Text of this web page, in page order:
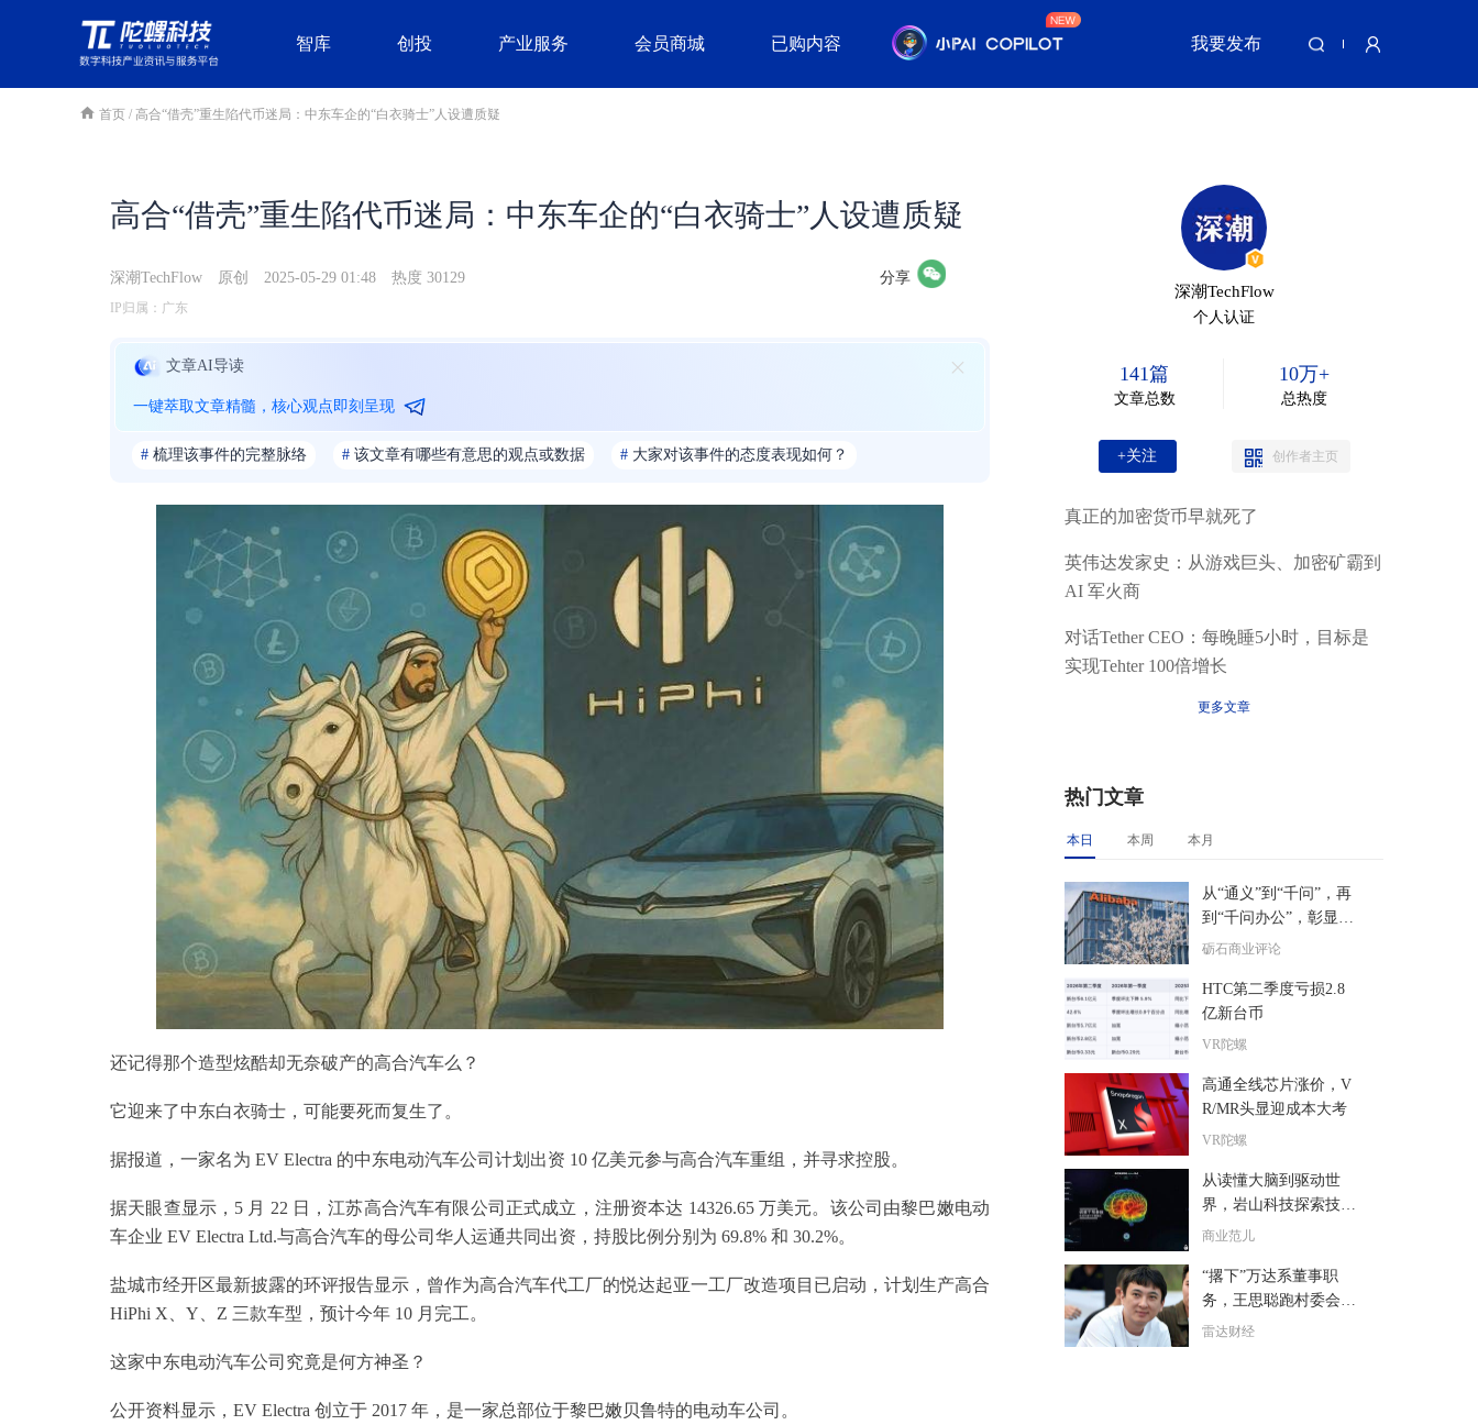
智库 创投 产业服务 会员商城 已购内容 我要发布
首页 / 高合“借壳”重生陷代币迷局：中东车企的“白衣骑士”人设遭质疑
高合“借壳”重生陷代币迷局：中东车企的“白衣骑士”人设遭质疑
深潮TechFlow 原创 2025-05-29 01:48 热度 30129 分享
IP归属：广东
文章AI导读
一键萃取文章精髓，核心观点即刻呈现
# 梳理该事件的完整脉络 # 该文章有哪些有意思的观点或数据 # 大家对该事件的态度表现如何？
还记得那个造型炫酷却无奈破产的高合汽车么？
它迎来了中东白衣骑士，可能要死而复生了。
据报道，一家名为 EV Electra 的中东电动汽车公司计划出资 10 亿美元参与高合汽车重组，并寻求控股。
据天眼查显示，5 月 22 日，江苏高合汽车有限公司正式成立，注册资本达 14326.65 万美元。该公司由黎巴嫩电动
车企业 EV Electra Ltd.与高合汽车的母公司华人运通共同出资，持股比例分别为 69.8% 和 30.2%。
盐城市经开区最新披露的环评报告显示，曾作为高合汽车代工厂的悦达起亚一工厂改造项目已启动，计划生产高合
HiPhi X、Y、Z 三款车型，预计今年 10 月完工。
这家中东电动汽车公司究竟是何方神圣？
公开资料显示，EV Electra 创立于 2017 年，是一家总部位于黎巴嫩贝鲁特的电动车公司。
深潮TechFlow
个人认证
141篇
文章总数
10万+
总热度
+关注 创作者主页
真正的加密货币早就死了
英伟达发家史：从游戏巨头、加密矿霸到
AI 军火商
对话Tether CEO：每晚睡5小时，目标是
实现Tehter 100倍增长
更多文章
热门文章
本日 本周 本月
从“通义”到“千问”，再
到“千问办公”，彰显了
阿里核心层的精准决策
砺石商业评论
HTC第二季度亏损2.8
亿新台币
VR陀螺
高通全线芯片涨价，V
R/MR头显迎成本大考
VR陀螺
从读懂大脑到驱动世
界，岩山科技探索技术
落地“最后一公里”
商业范儿
“撂下”万达系董事职
务，王思聪跑村委会开
公司？
雷达财经